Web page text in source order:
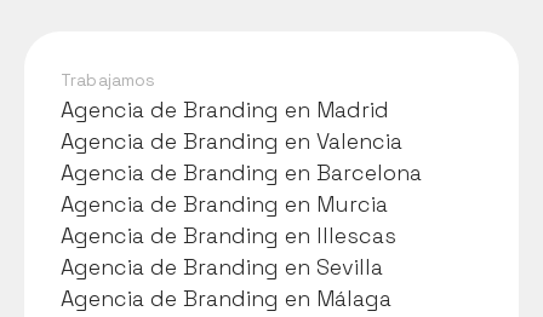
Trabajamos
Agencia de Branding en Madrid
Agencia de Branding en Madrid
Agencia de Branding en Valencia
Agencia de Branding en Valencia
Agencia de Branding en Barcelona
Agencia de Branding en Barcelona
Agencia de Branding en Murcia
Agencia de Branding en Murcia
Agencia de Branding en Illescas
Agencia de Branding en Illescas
Agencia de Branding en Sevilla
Agencia de Branding en Sevilla
Agencia de Branding en Málaga